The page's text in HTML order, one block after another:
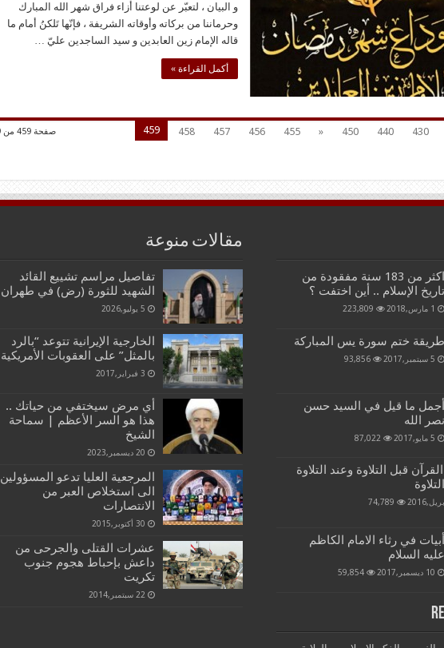
و البيان ، لتعبّر عن لوعتنا أزاء فراق شهر الله المبارك
وحرماننا من بركاته وأوقاته الشريفة ، فإنّها تَلكنُ أمام ما
قاله الإمام زين العابدين و سيد الساجدين عليّ …
أكمل القراءة »
صفحة 459 من 459 430
440
450
«
455
456
457
458
459
اكثر من 183 سنة مفقودة من
تاريخ الإسلام .. أين اختفت ؟
1 مارس,2018 223,809
طريقة ختم سورة يس المباركة
5 سبتمبر,2017 93,856
أجمل ما قيل في السيد حسن
نصر الله
5 مايو,2017 87,022
قبل التلاوة وعند التلاوة
74,789
أبيات في رثاء الامام الكاظم
عليه السلام
10 ديسمبر,2017 59,854
مقالات منوعة
تفاصيل مراسم تشييع القائد
الشهيد للثورة (رض) في طهران
5 يوليو,2026
الخارجية الإيرانية تتوعد “بالرد
بالمثل” على العقوبات الأمريكية
3 فبراير,2017
أي مرض سيختفي من حياتك ..
هذا هو السر الأعظم | سماحة
الشيخ
20 ديسمبر,2023
المرجعية العليا تدعو المسؤولين
الى استخلاص العبر من
الانتصارات
30 أكتوبر,2015
عشرات القتلى والجرحى من
داعش بإحباط هجوم جنوب
تكريت
22 سبتمبر,2014